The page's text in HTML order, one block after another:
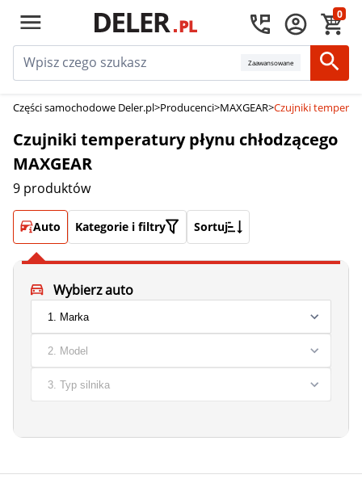
0
Zaawansowane
Części samochodowe Deler.pl>Producenci>MAXGEAR>Czujniki
Czujniki temperatury płynu chłodzącego
MAXGEAR
9 produktów
Auto Kategorie i filtry Sortuj
Wybierz auto